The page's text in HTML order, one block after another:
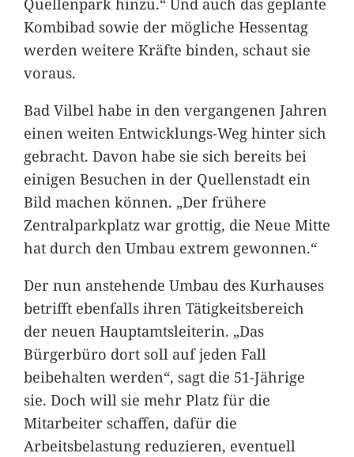
Kombibad sowie der mögliche Hessentag
werden weitere Kräfte binden, schaut sie
voraus.
Bad Vilbel habe in den vergangenen Jahren
einen weiten Entwicklungs-Weg hinter sich
gebracht. Davon habe sie sich bereits bei
einigen Besuchen in der Quellenstadt ein
Bild machen können. „Der frühere
Zentralparkplatz war grottig, die Neue Mitte
hat durch den Umbau extrem gewonnen.“
Der nun anstehende Umbau des Kurhauses
betrifft ebenfalls ihren Tätigkeitsbereich
der neuen Hauptamtsleiterin. „Das
Bürgerbüro dort soll auf jeden Fall
beibehalten werden“, sagt die 51-Jährige
sie. Doch will sie mehr Platz für die
Mitarbeiter schaffen, dafür die
Arbeitsbelastung reduzieren, eventuell